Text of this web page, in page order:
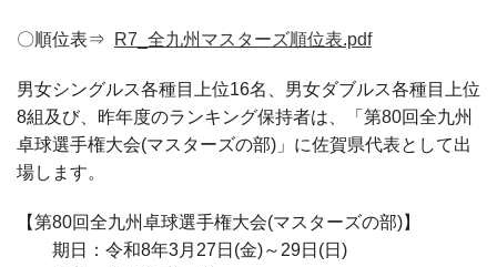
〇順位表⇒ R7_全九州マスターズ順位表.pdf
男女シングルス各種目上位16名、男女ダブルス各種目上位
8組及び、昨年度のランキング保持者は、「第80回全九州
卓球選手権大会(マスターズの部)」に佐賀県代表として出
場します。
【第80回全九州卓球選手権大会(マスターズの部)】
期日：令和8年3月27日(金)～29日(日)